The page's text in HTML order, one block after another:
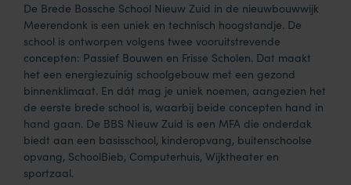
De Brede Bossche School Nieuw Zuid in de nieuwbouwwijk
Meerendonk is een uniek en technisch hoogstandje. De
school is ontworpen volgens twee vooruitstrevende
concepten: Passief Bouwen en Frisse Scholen. Dat maakt
het een energiezuinig schoolgebouw met een gezond
binnenklimaat. En dát mag je uniek noemen, aangezien het
de eerste brede school is, waarbij beide concepten hand in
hand gaan. De BBS Nieuw Zuid is een MFA die onderdak
biedt aan een basisschool, kinderopvang, buitenschoolse
opvang, SchoolBieb, Computerhuis, Wijktheater en
sportzaal.